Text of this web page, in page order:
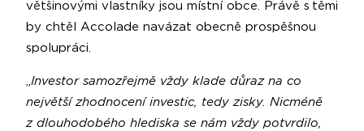
většinovými vlastníky jsou místní obce. Právě s těmi
by chtěl Accolade navázat obecně prospěšnou
spolupráci.
„Investor samozřejmě vždy klade důraz na co
největší zhodnocení investic, tedy zisky. Nicméně
z dlouhodobého hlediska se nám vždy potvrdilo,